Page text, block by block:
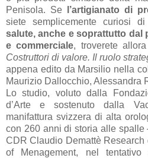
Penisola. Se
l’artigianato di
siete semplicemente curiosi
salute, anche e soprattutto dal
e commerciale, troverete
Costruttori di valore. Il ruolo
appena edito da Marsilio nella
Maurizio Dallocchio, Alessandra
Lo studio, voluto dalla
d’Arte e sostenuto dalla
manifattura svizzera di alta
con 260 anni di storia alle spalle
CDR Claudio Demattè Research
of Menagement, nel